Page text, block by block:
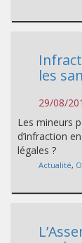
les
29/08/
Les mineurs
d’infraction
légales ?
Actualité,